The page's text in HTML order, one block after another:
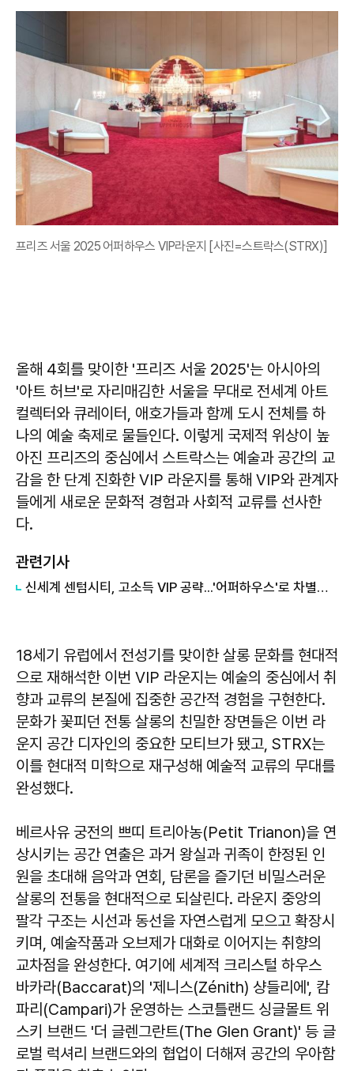
프리즈 서울 2025 어퍼하우스 VIP라운지 [사진=스트락스(STRX)]
올해 4회를 맞이한 '프리즈 서울 2025'는 아시아의
'아트 허브'로 자리매김한 서울을 무대로 전세계 아트
컬렉터와 큐레이터, 애호가들과 함께 도시 전체를 하
나의 예술 축제로 물들인다. 이렇게 국제적 위상이 높
아진 프리즈의 중심에서 스트락스는 예술과 공간의 교
감을 한 단계 진화한 VIP 라운지를 통해 VIP와 관계자
들에게 새로운 문화적 경험과 사회적 교류를 선사한
다.
관련기사
신세계 센텀시티, 고소득 VIP 공략...'어퍼하우스'로 차별화 전략 본격화"
18세기 유럽에서 전성기를 맞이한 살롱 문화를 현대적
으로 재해석한 이번 VIP 라운지는 예술의 중심에서 취
향과 교류의 본질에 집중한 공간적 경험을 구현한다.
문화가 꽃피던 전통 살롱의 친밀한 장면들은 이번 라
운지 공간 디자인의 중요한 모티브가 됐고, STRX는
이를 현대적 미학으로 재구성해 예술적 교류의 무대를
완성했다.
베르사유 궁전의 쁘띠 트리아농(Petit Trianon)을 연
상시키는 공간 연출은 과거 왕실과 귀족이 한정된 인
원을 초대해 음악과 연회, 담론을 즐기던 비밀스러운
살롱의 전통을 현대적으로 되살린다. 라운지 중앙의
팔각 구조는 시선과 동선을 자연스럽게 모으고 확장시
키며, 예술작품과 오브제가 대화로 이어지는 취향의
교차점을 완성한다. 여기에 세계적 크리스털 하우스
바카라(Baccarat)의 '제니스(Zénith) 샹들리에', 캄
파리(Campari)가 운영하는 스코틀랜드 싱글몰트 위
스키 브랜드 '더 글렌그란트(The Glen Grant)' 등 글
로벌 럭셔리 브랜드와의 협업이 더해져 공간의 우아함